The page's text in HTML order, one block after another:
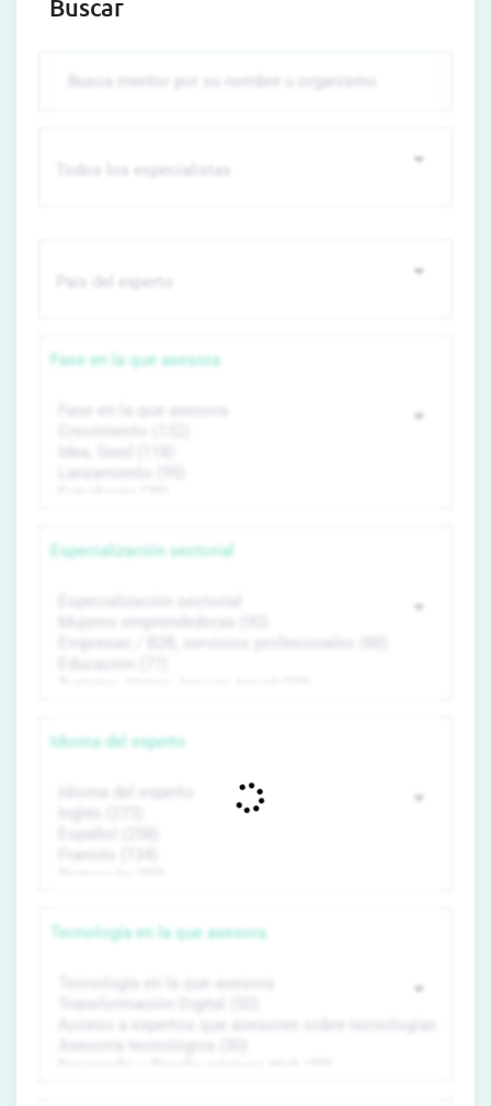
Buscar
Fase en la que asesora
Especialización sectorial
Idioma del experto
Tecnología en la que asesora